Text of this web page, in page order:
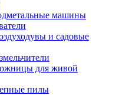
машины
и садовые
для живой
пилы